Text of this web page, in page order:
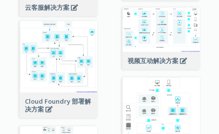
云客服解决方案
视频互动解决方案
Cloud Foundry 部署解
决方案